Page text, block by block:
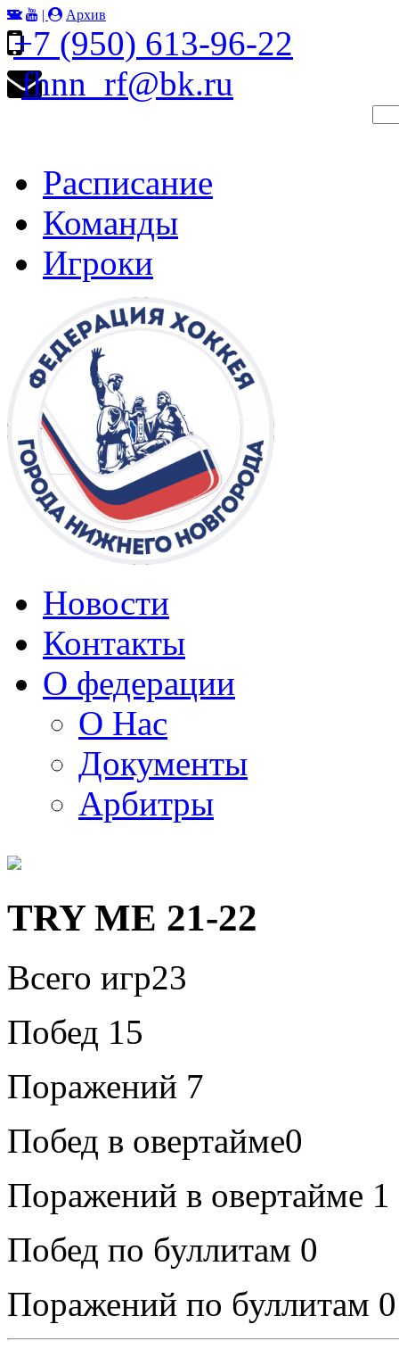
| Архив
+7 (950) 613-96-22
fhnn_rf@bk.ru
Расписание
Команды
Игроки
Новости
Контакты
О федерации
О Нас
Документы
Арбитры
TRY ME 21-22
Всего игр23
Побед 15
Поражений 7
Побед в овертайме0
Поражений в овертайме 1
Побед по буллитам 0
Поражений по буллитам 0